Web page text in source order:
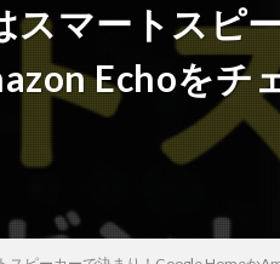
スマートスピ
Echoをチ